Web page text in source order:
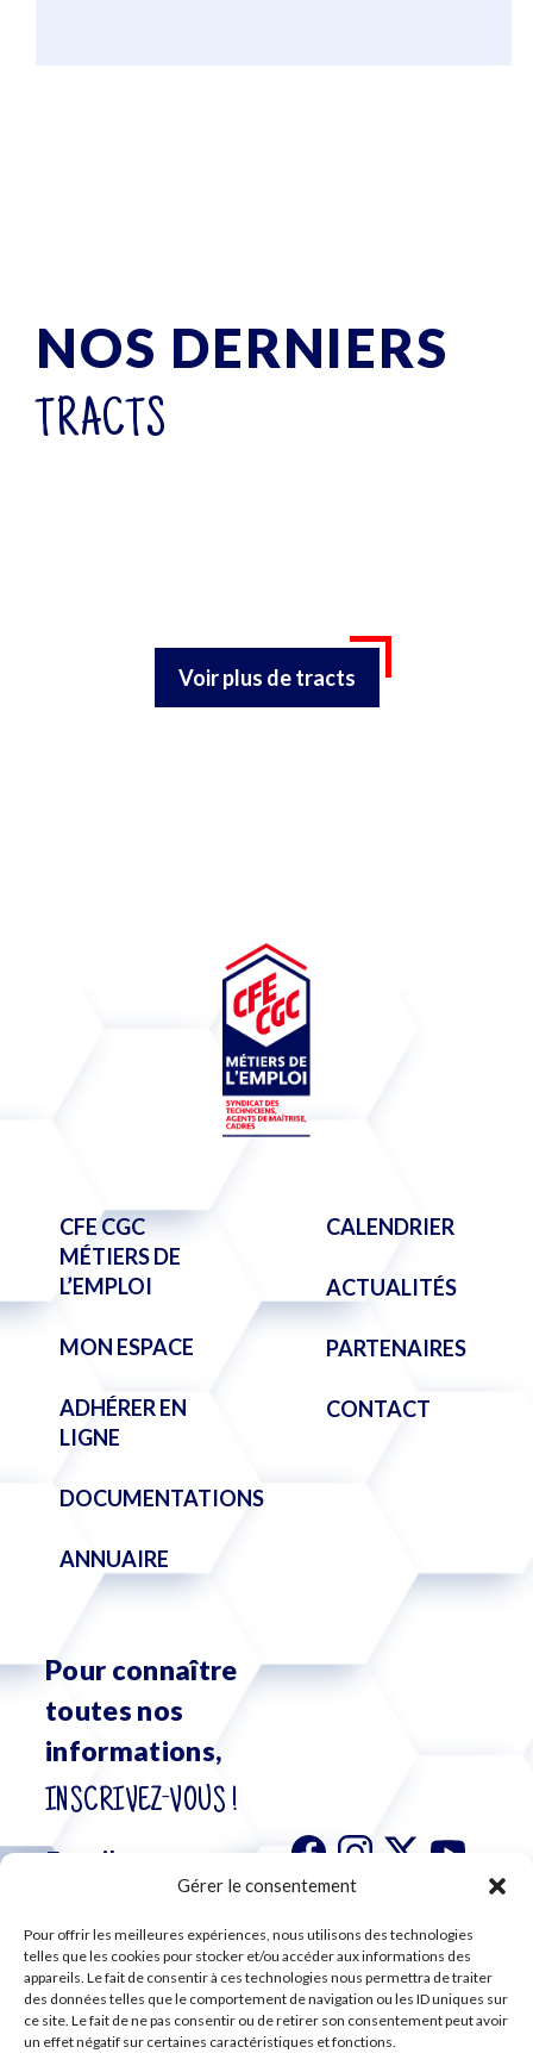
Gérer le consentement
Pour offrir les meilleures expériences, nous utilisons des technologies
telles que les cookies pour stocker et/ou accéder aux informations des
appareils. Le fait de consentir à ces technologies nous permettra de traiter
des données telles que le comportement de navigation ou les ID uniques sur
ce site. Le fait de ne pas consentir ou de retirer son consentement peut avoir
un effet négatif sur certaines caractéristiques et fonctions.
NOS DERNIERS
TRACTS
Voir plus de tracts
CFE CGC
MÉTIERS DE
L’EMPLOI
MON ESPACE
ADHÉRER EN
LIGNE
DOCUMENTATIONS
ANNUAIRE
CALENDRIER
ACTUALITÉS
PARTENAIRES
CONTACT
Pour connaître
toutes nos
informations,
INSCRIVEZ-VOUS !
S'abonner à
notre
newsletter